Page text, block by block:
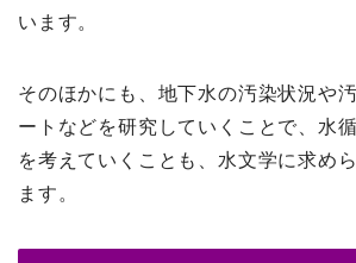
います。
そのほかにも、地下水の汚染状況や
ートなどを研究していくことで、水
を考えていくことも、水文学に求め
ます。